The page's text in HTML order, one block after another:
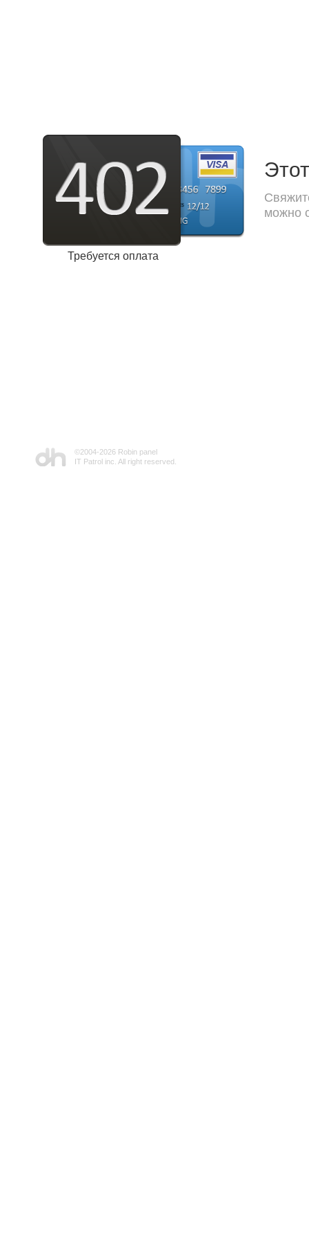
Требуется оплата
можно
©2004-2026 Robin panel
IT Patrol inc. All right reserved.